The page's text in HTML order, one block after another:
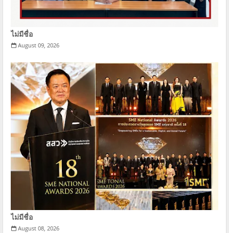
ไม่มีชื่อ
August 09, 2026
ไม่มีชื่อ
August 08, 2026